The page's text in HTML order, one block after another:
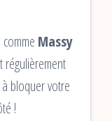
Massy
régulièrement
bloquer votre
!